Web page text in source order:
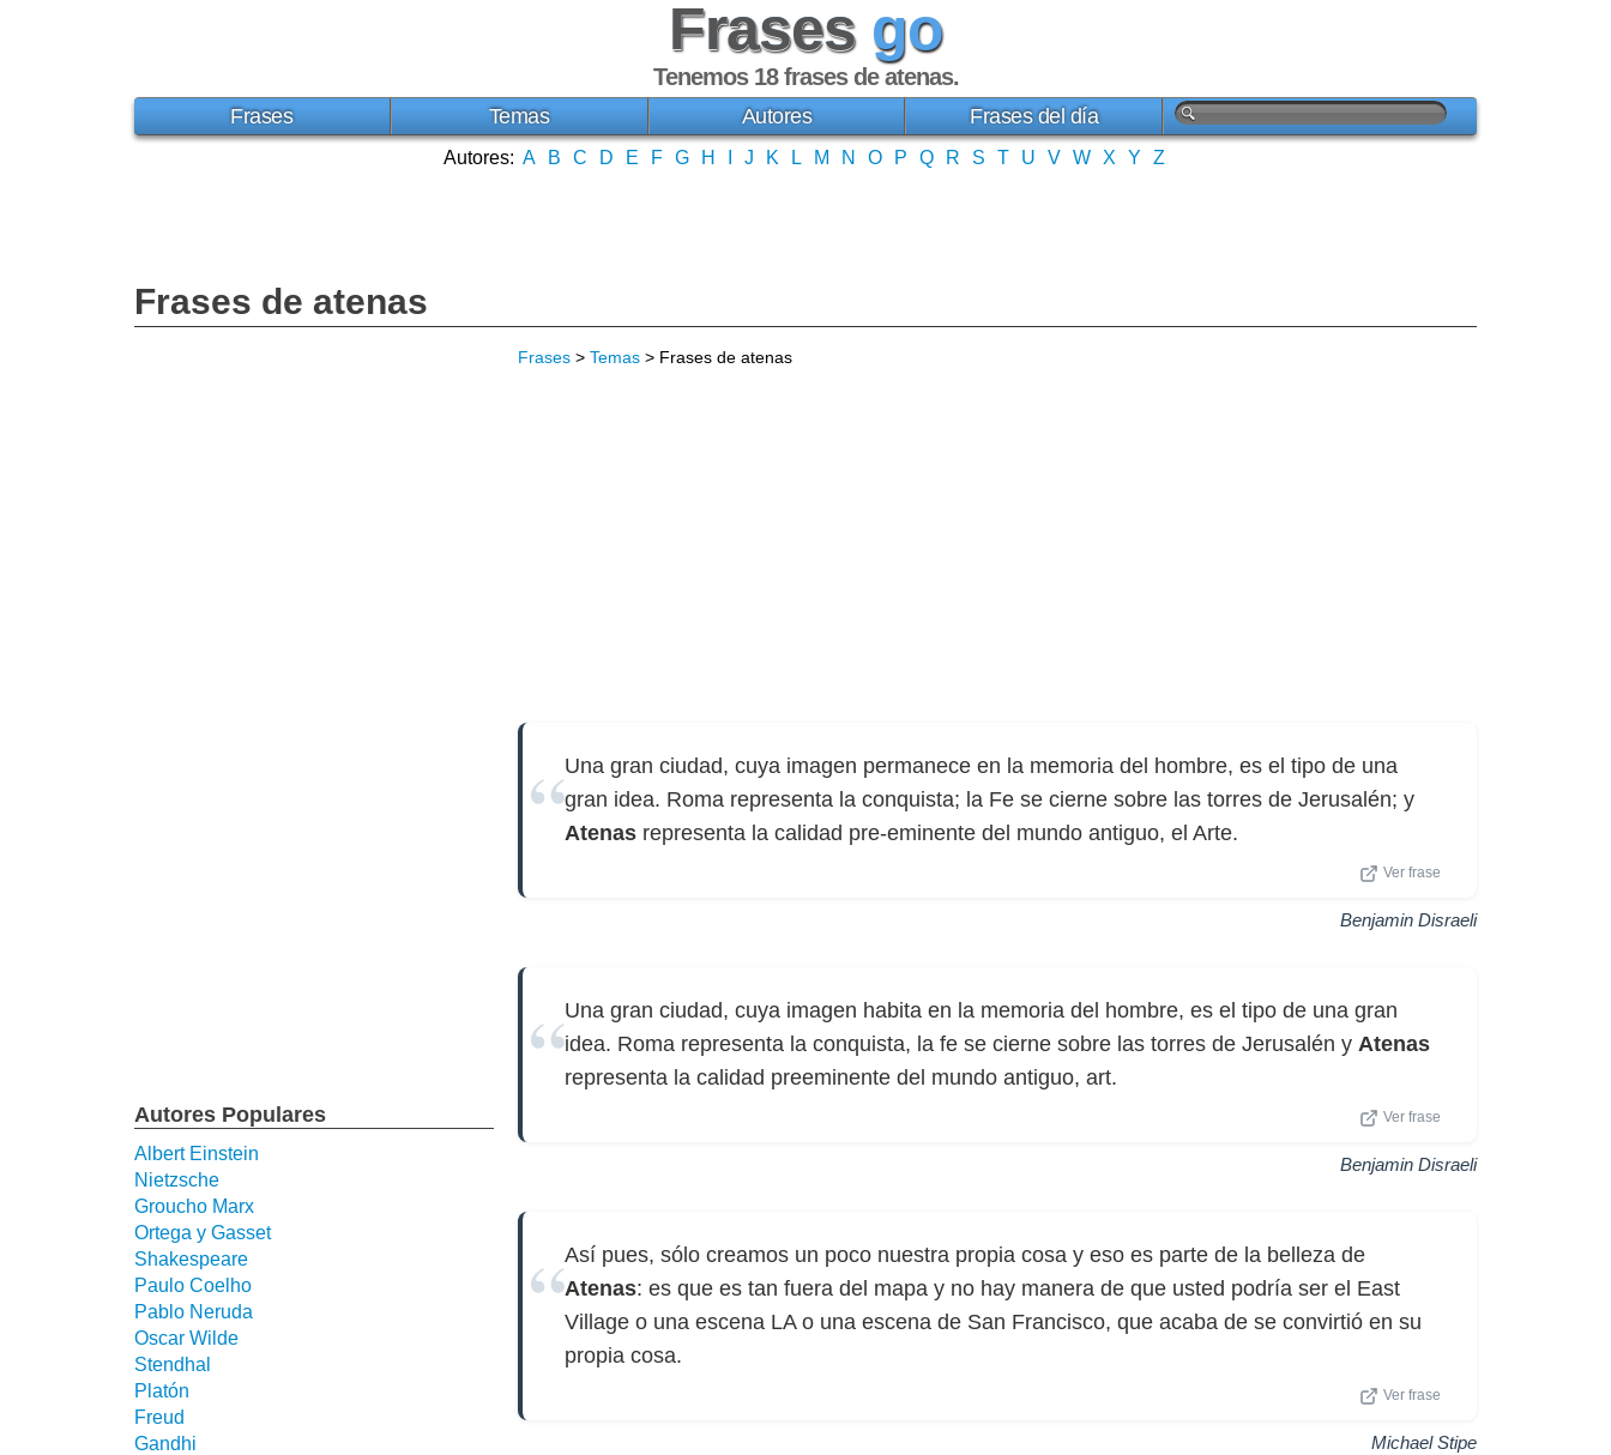
Frases go
Tenemos 18frases de atenas.
Frases Temas Autores Frases del día
Autores: A B C D E F G H J K L M N O P Q R S T U V W X Y Z
Frases de atenas
Frases > Temas > Frases de atenas
Una gran ciudad, cuya imagen permanece en la memoria del hombre, es el tipo de una
gran idea. Roma representa la conquista; la Fe se cierne sobre las torres de Jerusalén; y
Atenas representa la calidad pre-eminente del mundo antiguo, el Arte.
Ver frase
Benjamin Disraeli
Una gran ciudad, cuya imagen habita en la memoria del hombre, es el tipo de una gran
idea. Roma representa la conquista, la fe se cierne sobre las torres de Jerusalén y Atenas
representa la calidad preeminente del mundo antiguo, art.
Ver frase
Benjamin Disraeli
Así pues, sólo creamos un poco nuestra propia cosa y eso es parte de la belleza de
Atenas: es que es tan fuera del mapa y no hay manera de que usted podría ser el East
Village o una escena LA o una escena de San Francisco, que acaba de se convirtió en su
propia cosa.
Ver frase
Michael Stipe
Autores Populares
Albert Einstein
Nietzsche
Groucho Marx
Ortega y Gasset
Shakespeare
Paulo Coelho
Pablo Neruda
Oscar Wilde
Stendhal
Platón
Freud
Gandhi